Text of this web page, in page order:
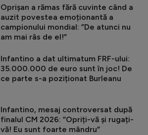
Oprișan a rămas fără cuvinte când a
auzit povestea emoționantă a
campionului mondial: ”De atunci nu
am mai râs de el!”
Infantino a dat ultimatum FRF-ului:
35.000.000 de euro sunt în joc! De
ce parte s-a poziționat Burleanu
Infantino, mesaj controversat după
finalul CM 2026: ”Opriți-vă și rugați-
vă! Eu sunt foarte mândru”